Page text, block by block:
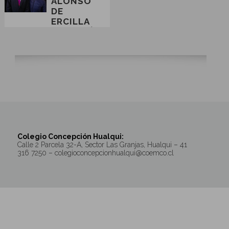
DE
ERCILLA
Colegio Concepción Hualqui:
Calle 2 Parcela 32-A, Sector Las Granjas, Hualqui – 41
316 7250 – colegioconcepcionhualqui@coemco.cl